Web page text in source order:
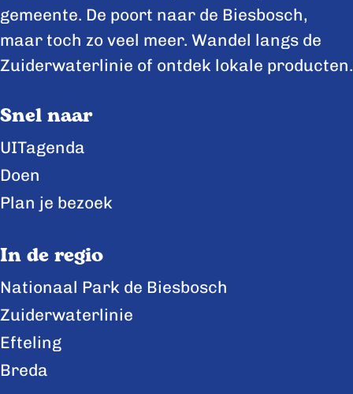
gemeente. De poort naar de Biesbosch,
maar toch zo veel meer. Wandel langs de
Zuiderwaterlinie of ontdek lokale producten.
Snel naar
UITagenda
Doen
Plan je bezoek
In de regio
Nationaal Park de Biesbosch
Zuiderwaterlinie
Efteling
Breda